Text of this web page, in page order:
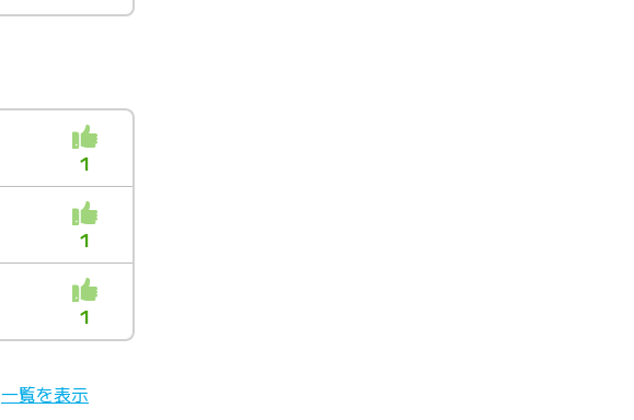
1
1
1
一覧を表示